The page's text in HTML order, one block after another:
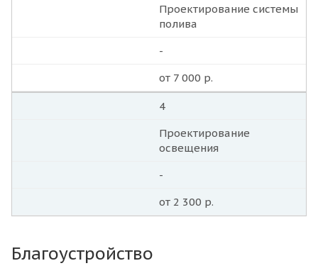
Проектирование системы
полива
-
от 7 000 р.
4
Проектирование
освещения
-
от 2 300 р.
Благоустройство